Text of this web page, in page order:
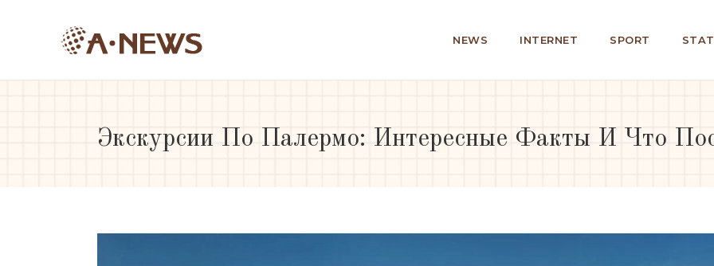
NEWS INTERNET SPORT
Экскурсии По Палермо: Интересные Факты И Что